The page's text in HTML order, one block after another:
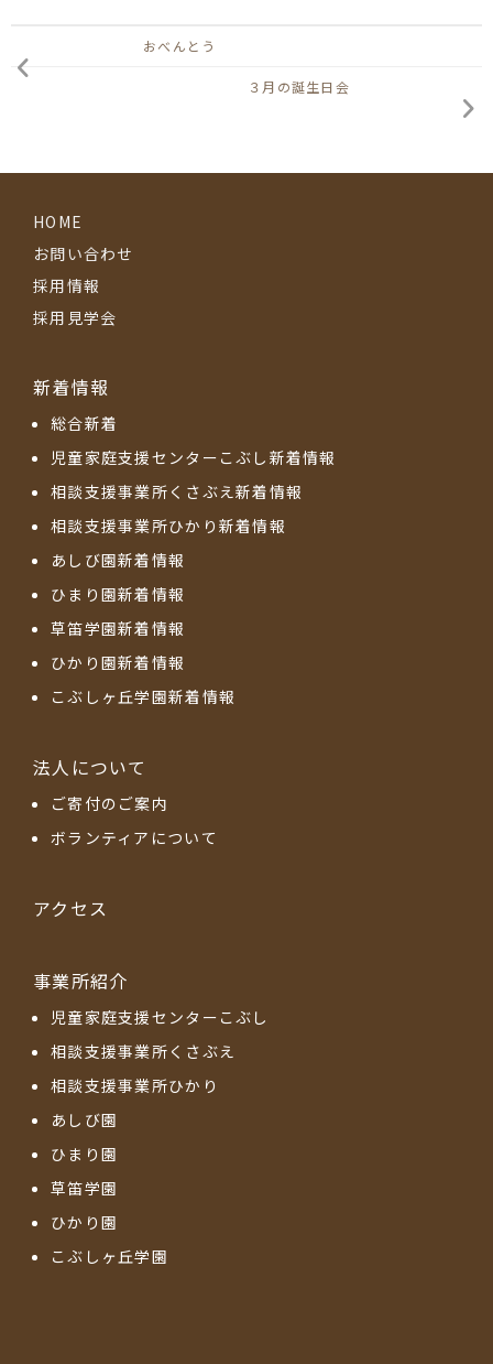
おべんとう
３月の誕生日会
HOME
お問い合わせ
採用情報
採用見学会
新着情報
総合新着
児童家庭支援センターこぶし新着情報
相談支援事業所くさぶえ新着情報
相談支援事業所ひかり新着情報
あしび園新着情報
ひまり園新着情報
草笛学園新着情報
ひかり園新着情報
こぶしヶ丘学園新着情報
法人について
ご寄付のご案内
ボランティアについて
アクセス
事業所紹介
児童家庭支援センターこぶし
相談支援事業所くさぶえ
相談支援事業所ひかり
あしび園
ひまり園
草笛学園
ひかり園
こぶしヶ丘学園